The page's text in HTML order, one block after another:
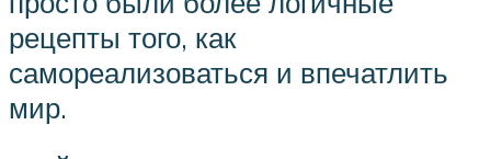
рецепты того, как
самореализоваться и впечатлить
мир.